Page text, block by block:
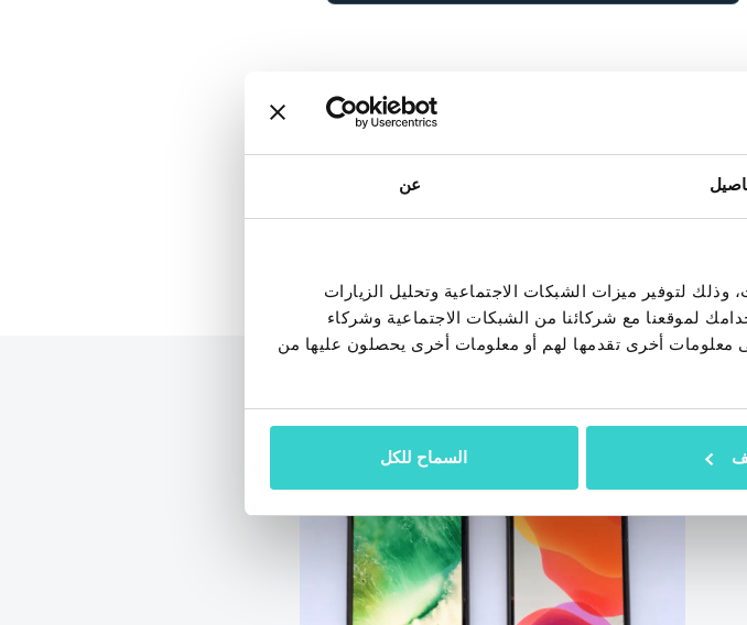
عن
لتوفير ميزات الشبكات الاجتماعية وتحليل الزيارات
لموقعنا مع شركائنا من الشبكات الاجتماعية وشركاء
معلومات أخرى تقدمها لهم أو معلومات أخرى يحصلون عليها من
السماح للكل
أيضا